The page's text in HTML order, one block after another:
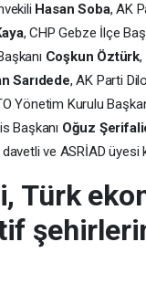
Hasan Soba, AK
, CHP Gebze İlçe
Coşkun Öztürk,
Sarıdede, AK Parti
Yönetim Kurulu
Başkanı Oğuz
ve ASRİAD üyesi
Türk